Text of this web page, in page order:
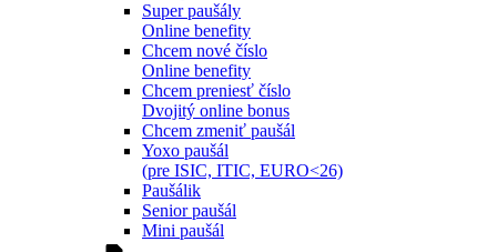
Super paušály
Online benefity
Chcem nové číslo
Online benefity
Chcem preniesť číslo
Dvojitý online bonus
Chcem zmeniť paušál
Yoxo paušál
(pre ISIC, ITIC, EURO<26)
Paušálik
Senior paušál
Mini paušál